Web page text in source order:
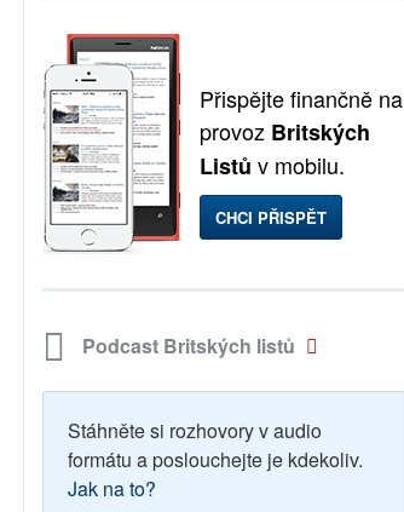
Přispějte finančně na
provoz Britských
Listů v mobilu.
CHCI PŘISPĚT
Podcast Britských listů
Stáhněte si rozhovory v audio
formátu a poslouchejte je kdekoliv.
Jak na to?